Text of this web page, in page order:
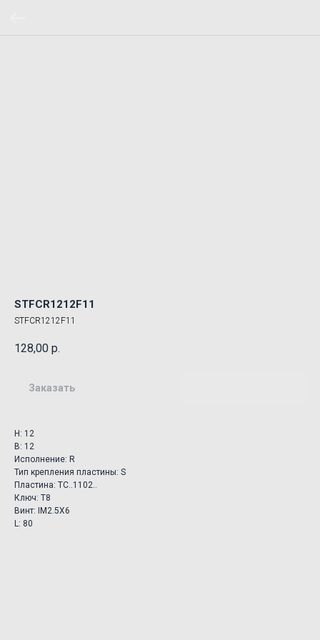
STFCR1212F11
STFCR1212F11
128,00 р.
Заказать
H: 12
B: 12
Исполнение: R
Тип крепления пластины: S
Пластина: TC..1102..
Ключ: T8
Винт: IM2.5X6
L: 80